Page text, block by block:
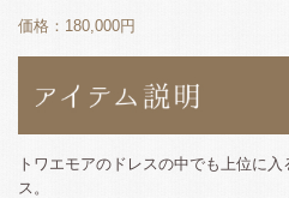
価格：180,000円
トワエモアのドレスの中でも上位に
ス。